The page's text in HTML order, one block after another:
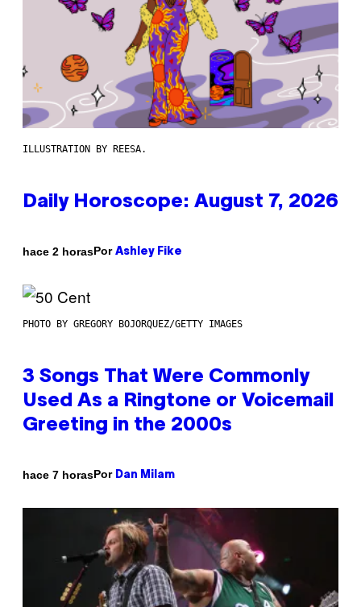
ILLUSTRATION BY REESA.
Daily Horoscope: August 7, 2026
hace 2 horasPor Ashley Fike
PHOTO BY GREGORY BOJORQUEZ/GETTY IMAGES
3 Songs That Were Commonly
Used As a Ringtone or Voicemail
Greeting in the 2000s
hace 7 horasPor Dan Milam